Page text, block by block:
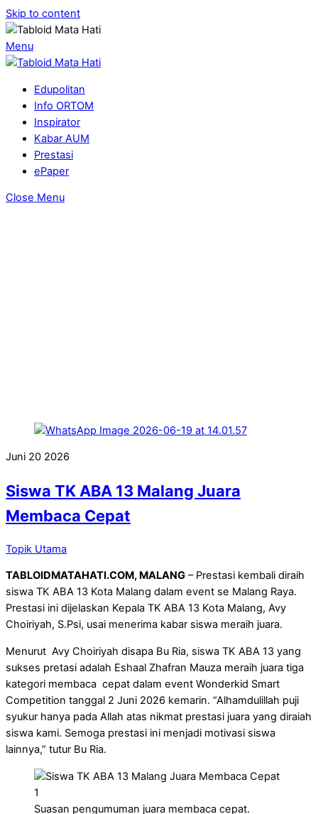
Skip to content
Menu
Edupolitan
Info ORTOM
Inspirator
Kabar AUM
Prestasi
ePaper
Close Menu
Juni 20 2026
Siswa TK ABA 13 Malang Juara
Membaca Cepat
Topik Utama
TABLOIDMATAHATI.COM, MALANG – Prestasi kembali diraih
siswa TK ABA 13 Kota Malang dalam event se Malang Raya.
Prestasi ini dijelaskan Kepala TK ABA 13 Kota Malang, Avy
Choiriyah, S.Psi, usai menerima kabar siswa meraih juara.
Menurut Avy Choiriyah disapa Bu Ria, siswa TK ABA 13 yang
sukses pretasi adalah Eshaal Zhafran Mauza meraih juara tiga
kategori membaca cepat dalam event Wonderkid Smart
Competition tanggal 2 Juni 2026 kemarin. “Alhamdulillah puji
syukur hanya pada Allah atas nikmat prestasi juara yang diraiah
siswa kami. Semoga prestasi ini menjadi motivasi siswa
lainnya,” tutur Bu Ria.
Suasan pengumuman juara membaca cepat.